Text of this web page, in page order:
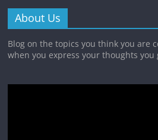
About Us
Blog on the topics you think you are
when you express your thoughts you